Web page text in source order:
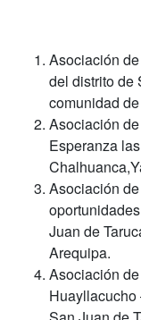
Asociación
del distrito de
comunidad
Asociación
Esperanza
Asociación
Juan de
Arequipa.
Asociación